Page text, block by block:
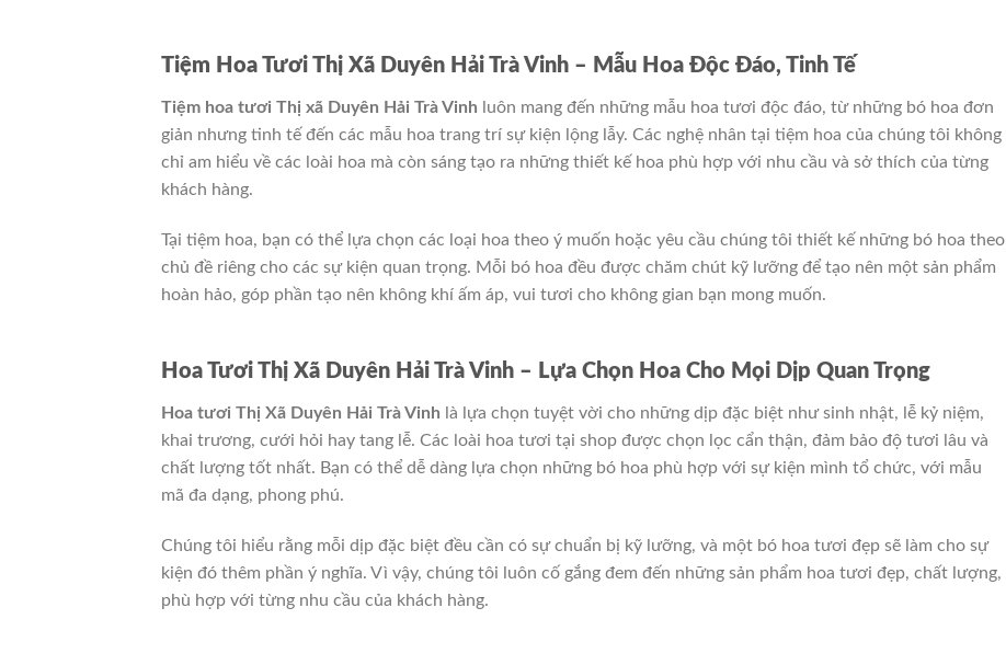
Tiệm Hoa Tươi Thị Xã Duyên Hải Trà Vinh – Mẫu Hoa Độc Đáo, Tinh Tế
Tiệm hoa tươi Thị xã Duyên Hải Trà Vinh luôn mang đến những mẫu hoa tươi độc đáo, từ những bó hoa đơn
giản nhưng tinh tế đến các mẫu hoa trang trí sự kiện lộng lẫy. Các nghệ nhân tại tiệm hoa của chúng tôi không
chỉ am hiểu về các loài hoa mà còn sáng tạo ra những thiết kế hoa phù hợp với nhu cầu và sở thích của từng
khách hàng.
Tại tiệm hoa, bạn có thể lựa chọn các loại hoa theo ý muốn hoặc yêu cầu chúng tôi thiết kế những bó hoa theo
chủ đề riêng cho các sự kiện quan trọng. Mỗi bó hoa đều được chăm chút kỹ lưỡng để tạo nên một sản phẩm
hoàn hảo, góp phần tạo nên không khí ấm áp, vui tươi cho không gian bạn mong muốn.
Hoa Tươi Thị Xã Duyên Hải Trà Vinh – Lựa Chọn Hoa Cho Mọi Dịp Quan Trọng
Hoa tươi Thị Xã Duyên Hải Trà Vinh là lựa chọn tuyệt vời cho những dịp đặc biệt như sinh nhật, lễ kỷ niệm,
khai trương, cưới hỏi hay tang lễ. Các loài hoa tươi tại shop được chọn lọc cẩn thận, đảm bảo độ tươi lâu và
chất lượng tốt nhất. Bạn có thể dễ dàng lựa chọn những bó hoa phù hợp với sự kiện mình tổ chức, với mẫu
mã đa dạng, phong phú.
Chúng tôi hiểu rằng mỗi dịp đặc biệt đều cần có sự chuẩn bị kỹ lưỡng, và một bó hoa tươi đẹp sẽ làm cho sự
kiện đó thêm phần ý nghĩa. Vì vậy, chúng tôi luôn cố gắng đem đến những sản phẩm hoa tươi đẹp, chất lượng,
phù hợp với từng nhu cầu của khách hàng.